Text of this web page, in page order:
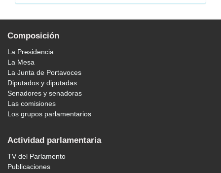
Composición
La Presidencia
La Mesa
La Junta de Portavoces
Diputados y diputadas
Senadores y senadoras
Las comisiones
Los grupos parlamentarios
Actividad parlamentaria
TV del Parlamento
Publicaciones